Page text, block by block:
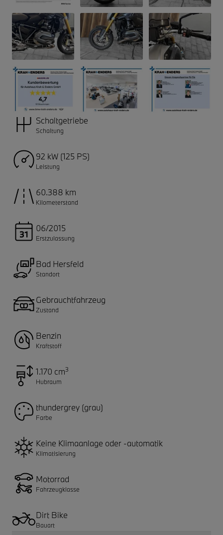
Schaltgetriebe
Schaltung
92 kW (125 PS)
Leistung
60.388 km
Kilometerstand
06/2015
Erstzulassung
Bad Hersfeld
Standort
Gebrauchtfahrzeug
Zustand
Benzin
Kraftstoff
1.170 cm3
Hubraum
thundergrey (grau)
Farbe
Keine Klimaanlage oder -automatik
Klimatisierung
Motorrad
Fahrzeugklasse
Dirt Bike
Bauart